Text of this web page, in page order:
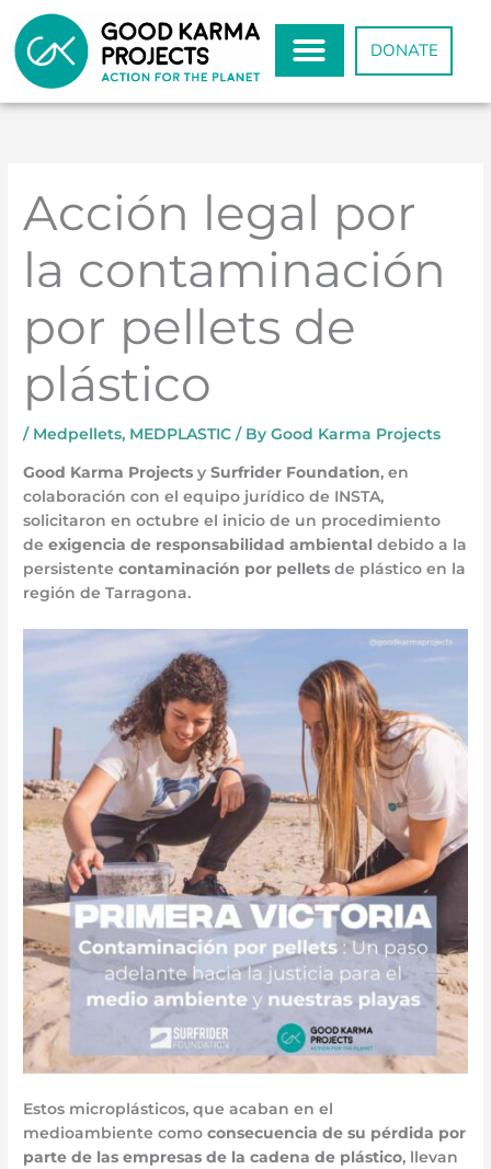
content
DONATE
Acción legal por
la contaminación
por pellets de
plástico
/ Medpellets, MEDPLASTIC / ByGood Karma Projects
Good Karma Projects ySurfrider Foundation, en
colaboración con el equipo jurídico de INSTA,
solicitaron en octubre el inicio de un procedimiento
deexigencia de responsabilidad ambiental debido a la
persistentecontaminación por pellets de plástico en la
región de Tarragona.
Estos microplásticos, que acaban en el
medioambiente comoconsecuencia de su pérdida por
parte de las empresas de la cadena de plástico, llevan